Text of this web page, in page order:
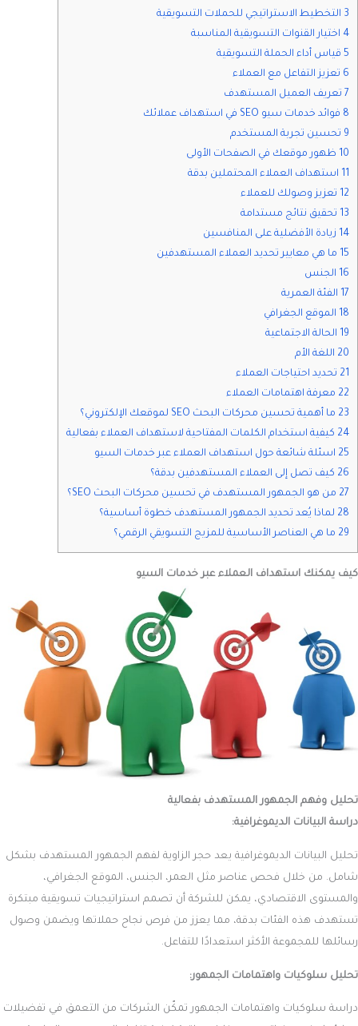
3 التخطيط الاستراتيجي للحملات التسويقية
4 اختيار القنوات التسويقية المناسبة
5 قياس أداء الحملة التسويقية
6 تعزيز التفاعل مع العملاء
7 تعريف العميل المستهدف
8 فوائد خدمات سيو SEO في استهداف عملائك
9 تحسين تجربة المستخدم
10 ظهور موقعك في الصفحات الأولى
11 استهداف العملاء المحتملين بدقة
12 تعزيز وصولك للعملاء
13 تحقيق نتائج مستدامة
14 زيادة الأفضلية على المنافسين
15 ما هي معايير تحديد العملاء المستهدفين
16 الجنس
17 الفئة العمرية
18 الموقع الجغرافي
19 الحالة الاجتماعية
20 اللغة الأم
21 تحديد احتياجات العملاء
22 معرفة اهتمامات العملاء
23 ما أهمية تحسين محركات البحث SEO لموقعك الإلكتروني؟
24 كيفية استخدام الكلمات المفتاحية لاستهداف العملاء بفعالية
25 اسئلة شائعة حول استهداف العملاء عبر خدمات السيو
26 كيف تصل إلى العملاء المستهدفين بدقة؟
27 من هو الجمهور المستهدف في تحسين محركات البحث SEO؟
28 لماذا يُعد تحديد الجمهور المستهدف خطوة أساسية؟
29 ما هي العناصر الأساسية للمزيج التسويقي الرقمي؟
كيف يمكنك استهداف العملاء عبر خدمات السيو
تحليل وفهم الجمهور المستهدف بفعالية
دراسة البيانات الديموغرافية:
تحليل البيانات الديموغرافية يعد حجر الزاوية لفهم الجمهور المستهدف بشكل
شامل. من خلال فحص عناصر مثل العمر، الجنس، الموقع الجغرافي،
والمستوى الاقتصادي، يمكن للشركة أن تصمم استراتيجيات تسويقية مبتكرة
تستهدف هذه الفئات بدقة، مما يعزز من فرص نجاح حملاتها ويضمن وصول
رسائلها للمجموعة الأكثر استعدادًا للتفاعل.
تحليل سلوكيات واهتمامات الجمهور:
دراسة سلوكيات واهتمامات الجمهور تمكّن الشركات من التعمق في تفضيلات